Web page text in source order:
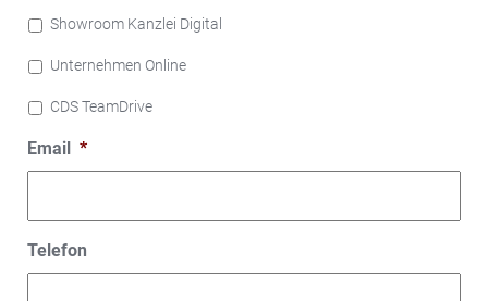
Showroom Kanzlei Digital
Unternehmen Online
CDS TeamDrive
Email *
Telefon